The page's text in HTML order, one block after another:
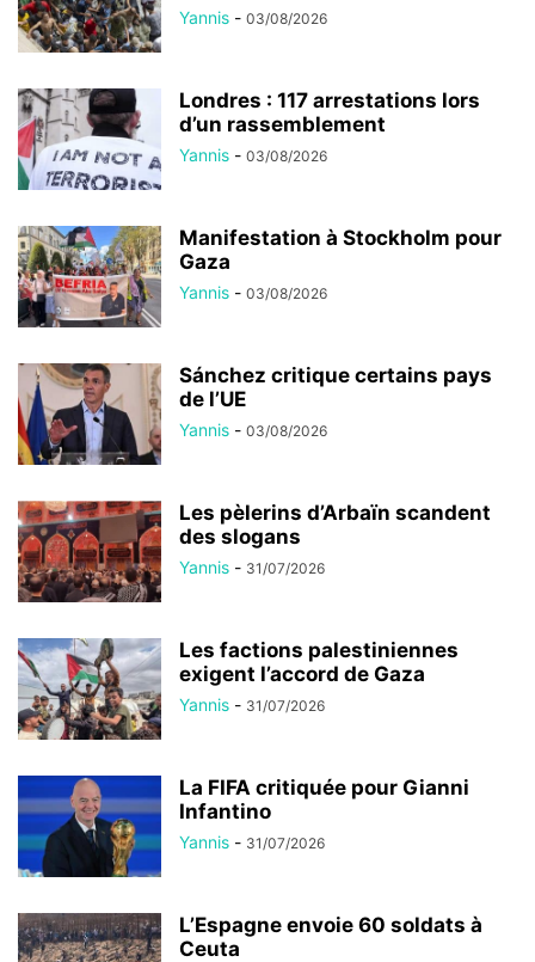
Yannis - 03/08/2026
Londres : 117 arrestations lors
d’un rassemblement
Yannis - 03/08/2026
Manifestation à Stockholm pour
Gaza
Yannis - 03/08/2026
Sánchez critique certains pays
de l’UE
Yannis - 03/08/2026
Les pèlerins d’Arbaïn scandent
des slogans
Yannis - 31/07/2026
Les factions palestiniennes
exigent l’accord de Gaza
Yannis - 31/07/2026
La FIFA critiquée pour Gianni
Infantino
Yannis - 31/07/2026
L’Espagne envoie 60 soldats à
Ceuta